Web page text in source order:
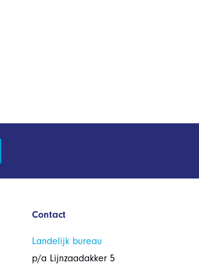
Contact
Landelijk bureau
p/a Lijnzaadakker 5